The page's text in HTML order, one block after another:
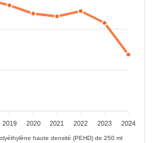
2019 2020 2021 2022 2023 2024
haute densité (PEHD) de 250 ml